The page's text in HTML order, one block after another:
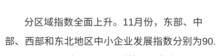
分区域指数全面上升。11月份，东部、中
部、西部和东北地区中小企业发展指数分别为90.